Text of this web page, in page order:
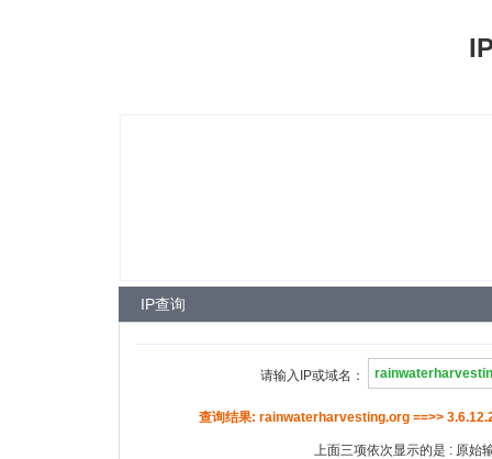
IP查询
请输入IP或域名：
查询结果: rainwaterharvesting.org ==>>
上面三项依次显示的是 : 原始